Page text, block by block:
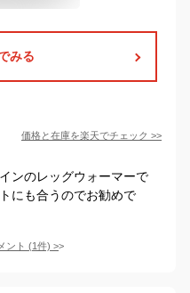
みる
価格と在庫を楽天でチェック >>
ンのレッグウォーマーで
にも合うのでお勧めで
ント (1件) >